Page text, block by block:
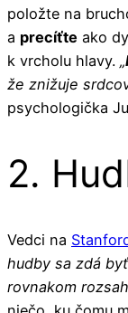
položte na
a precíťte ako
k vrcholu hlavy. „
že znižuje
psychologička
2.
Vedci na
hudby sa zdá
rovnakom